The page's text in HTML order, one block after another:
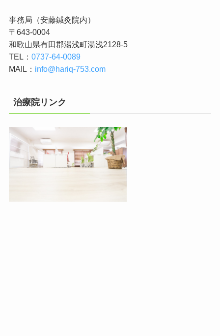
事務局（安藤鍼灸院内）
〒643-0004
和歌山県有田郡湯浅町湯浅2128-5
TEL： 0737-64-0089
MAIL： info@hariq-753.com
治療院リンク